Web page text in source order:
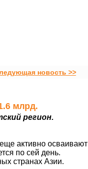
новость >>
млрд.
регион.
активно осваивают
по сей день.
странах Азии.